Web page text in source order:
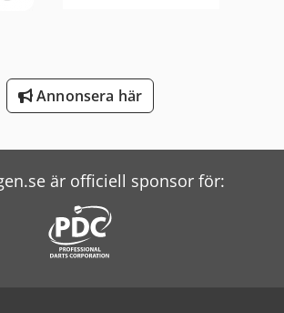
Annonsera här
är officiell sponsor för: